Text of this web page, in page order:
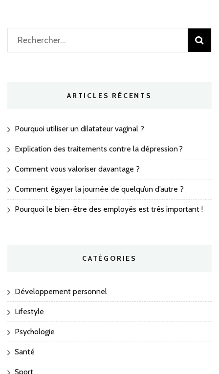
Rechercher :
ARTICLES RÉCENTS
Pourquoi utiliser un dilatateur vaginal ?
Explication des traitements contre la dépression ?
Comment vous valoriser davantage ?
Comment égayer la journée de quelqu’un d’autre ?
Pourquoi le bien-être des employés est très important !
CATÉGORIES
Développement personnel
Lifestyle
Psychologie
Santé
Sport